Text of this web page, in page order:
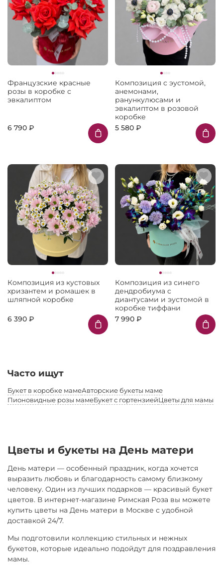
Французские красные
розы в коробке с
эвкалиптом
6 790 ₽
Композиция с эустомой,
анемонами,
ранункулюсами и
эвкалиптом в розовой
коробке
5 580 ₽
Композиция из кустовых
хризантем и ромашек в
шляпной коробке
6 390 ₽
Композиция из синего
дендробиума с
диантусами и эустомой в
коробке тиффани
7 990 ₽
Часто ищут
Букет в коробке мамеАвторские букеты маме
Пионовидные розы мамеБукет с гортензиейЦветы для мамы
Цветы и букеты на День матери
День матери — особенный праздник, когда хочется
выразить любовь и благодарность самому близкому
человеку. Один из лучших подарков — красивый букет
цветов. В интернет-магазине Римская Роза вы можете
купить цветы на День матери в Москве с удобной
доставкой 24/7.
Мы подготовили коллекцию стильных и нежных
букетов, которые идеально подойдут для поздравления
мамы.